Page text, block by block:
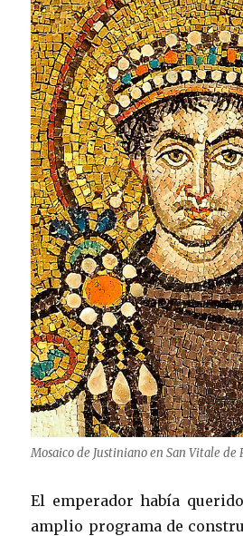
Mosaico de Justiniano en San Vitale de
El emperador había
amplio programa de